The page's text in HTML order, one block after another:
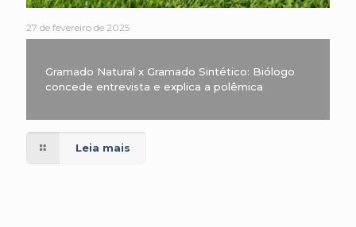
27 de fevereiro de 2025
Gramado Natural x Gramado Sintético: Biólogo
concede entrevista e explica a polêmica
Leia mais